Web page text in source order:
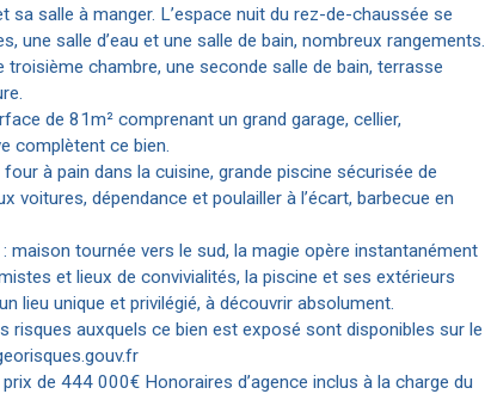
sa salle à manger. L’espace nuit du rez-de-chaussée se
une salle d’eau et une salle de bain, nombreux rangements.
troisième chambre, une seconde salle de bain, terrasse
de 81m² comprenant un grand garage, cellier,
complètent ce bien.
à pain dans la cuisine, grande piscine sécurisée de
voitures, dépendance et poulailler à l’écart, barbecue en
maison tournée vers le sud, la magie opère instantanément
et lieux de convivialités, la piscine et ses extérieurs
lieu unique et privilégié, à découvrir absolument.
risques auxquels ce bien est exposé sont disponibles sur le
de 444 000€ Honoraires d’agence inclus à la charge du